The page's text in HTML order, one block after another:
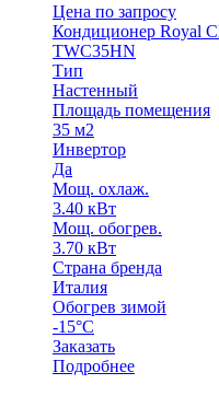
Цена по запросу
Кондиционер Royal
TWC35HN
Тип
Настенный
Площадь помещения
35 м2
Инвертор
Да
Мощ. охлаж.
3.40 кВт
Мощ. обогрев.
3.70 кВт
Страна бренда
Италия
Обогрев зимой
-15°С
Заказать
Подробнее